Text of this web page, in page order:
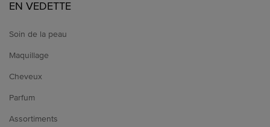
EN VEDETTE
Soin de la peau
Maquillage
Cheveux
Parfum
Assortiments